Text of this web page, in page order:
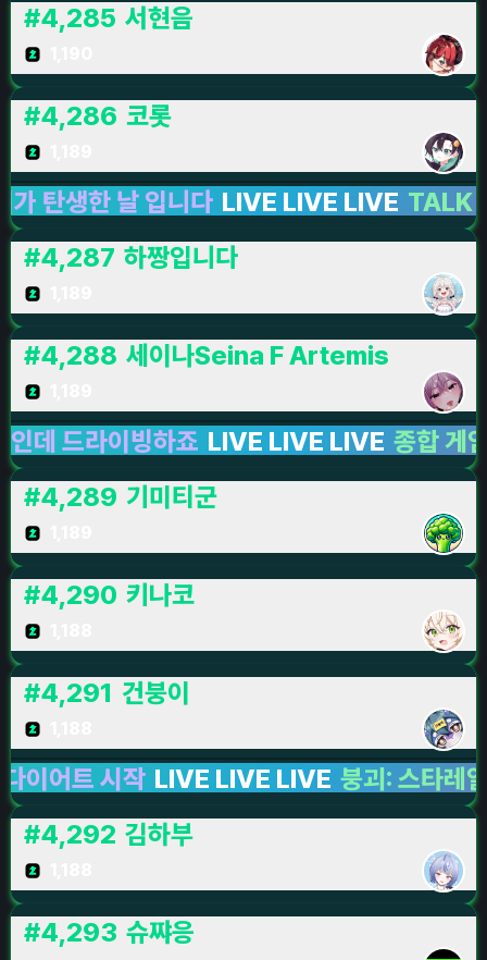
#4,285 서현음
#4,286 코롯
한 날 입니다 LIVE LIVE LIVE TALK LIVE
#4,287 하짱입니다
#4,288 세이나Seina F Artemis
라이빙하죠 LIVE LIVE LIVE 종합 게임
#4,289 기미티군
#4,290 키나코
#4,291 건붕이
시작 LIVE LIVE LIVE 붕괴: 스타레일
#4,292 김하부
#4,293 슈쨔응